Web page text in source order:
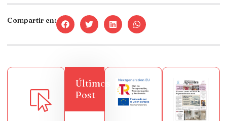
Compartir en:
Últimos
Post